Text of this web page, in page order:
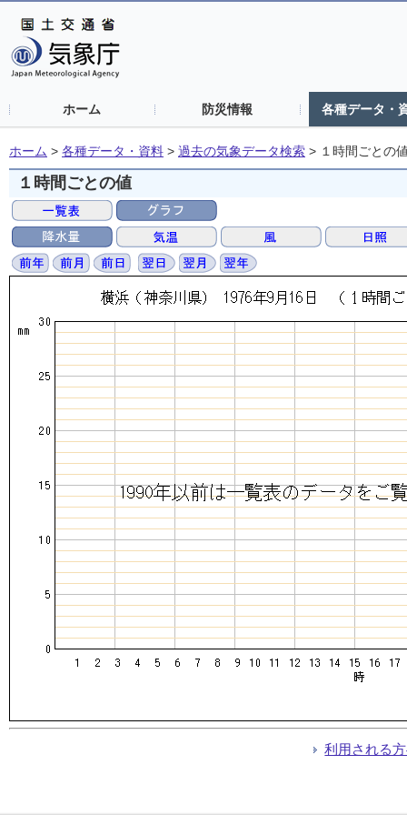
ホーム 防災情報 各種データ・
ホーム > 各種データ・資料 > 過去の気象データ検索 > １時間ごとの
１時間ごとの値
利用される